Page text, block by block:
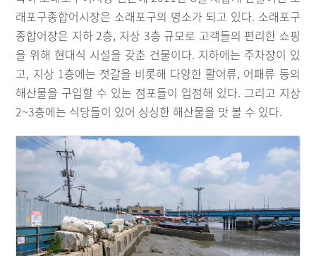
래포구종합어시장은 소래포구의 명소가 되고 있다. 소래포구
종합어장은 지하 2층, 지상 3층 규모로 고객들의 편리한 쇼핑
을 위해 현대식 시설을 갖춘 건물이다. 지하에는 주차장이 있
고, 지상 1층에는 젓갈을 비롯해 다양한 활어류, 어패류 등의
해산물을 구입할 수 있는 점포들이 입점해 있다. 그리고 지상
2~3층에는 식당들이 있어 싱싱한 해산물을 맛 볼 수 있다.